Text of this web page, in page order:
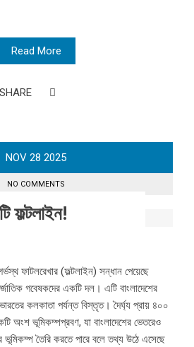
Read More
SHARE
NOV 28 2025
NO COMMENTS
ফল্টলাইন!
ফাটলরেখার (ফল্টলাইন) সন্ধান পেয়েছে
গবেষকদের একটি দল। এটি বাংলাদেশের
কলকাতা পর্যন্ত বিস্তৃত। দৈর্ঘ্য প্রায় ৪০০
অংশ ভূমিকম্পপ্রবণ, যা বাংলাদেশের ভেতরেও
ভূমিকম্প তৈরি করতে পারে বলে তথ্য উঠে এসেছে